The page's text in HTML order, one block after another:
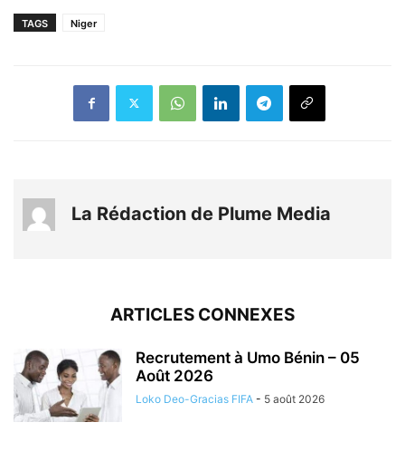
TAGS Niger
La Rédaction de Plume Media
ARTICLES CONNEXES
Recrutement à Umo Bénin – 05
Août 2026
Loko Deo-Gracias FIFA - 5 août 2026